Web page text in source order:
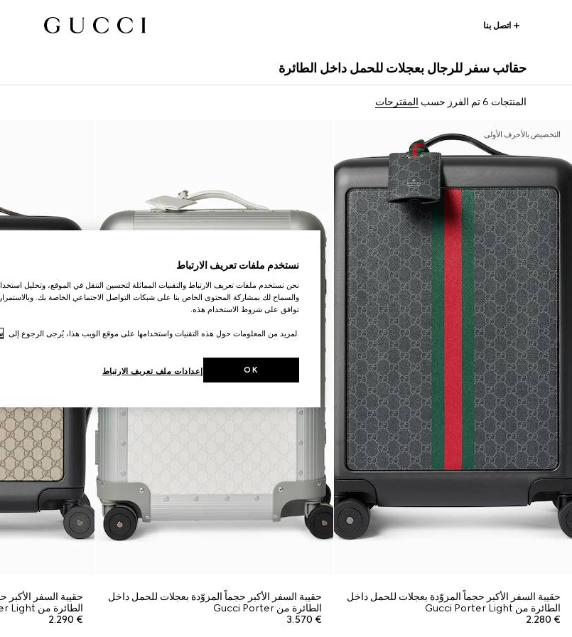
اتصل بنا
حقائب سفر للرجال بعجلات للحمل داخل الطائرة
المنتجات 6 تم الفرز حسب المقترحات
التخصيص بالأحرف الأولى
حقيبة السفر الأكبر حجماً المزوّدة بعجلات للحمل داخل
الطائرة من Gucci Porter Light
€ 2.280
حقيبة السفر الأكبر حجماً المزوّدة بعجلات للحمل داخل
الطائرة من Gucci Porter
€ 3.570
حقيبة السفر
الطائرة من Gucci Porter Light
€ 2.290
نستخدم ملفات تعريف الارتباط
نحن نستخدم ملفات تعريف الارتباط والتقنيات المماثلة لتحسين التنقل في الموقع، وتحليل
والسماح لك بمشاركة المحتوى الخاص بنا على شبكات التواصل الاجتماعي الخاصة بك.
توافق على شروط الاستخدام هذه.
.لمزيد من المعلومات حول هذه التقنيات واستخدامها على موقع الويب هذا، يُرجى الرجوع إلى
إعدادات ملف تعريف الارتباط OK